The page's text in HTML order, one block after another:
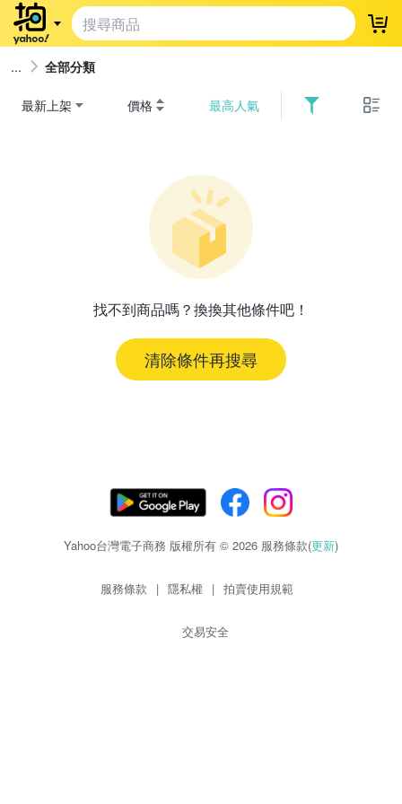
登
全部分類
最新上架 價格 最高人氣
找不到商品嗎？換換其他條件吧！
清除條件再搜尋
Yahoo台灣電子商務 版權所有 © 2026 服務條款(更新)
服務條款 | 隱私權 | 拍賣使用規範
交易安全